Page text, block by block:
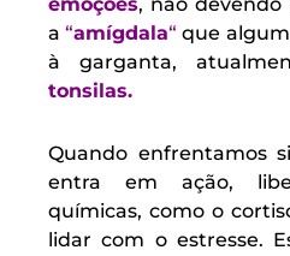
a“amígdala“ que
à garganta,
tonsilas.
Quando enfrentamos
entra em ação,
químicas, como o
lidar com o estresse.